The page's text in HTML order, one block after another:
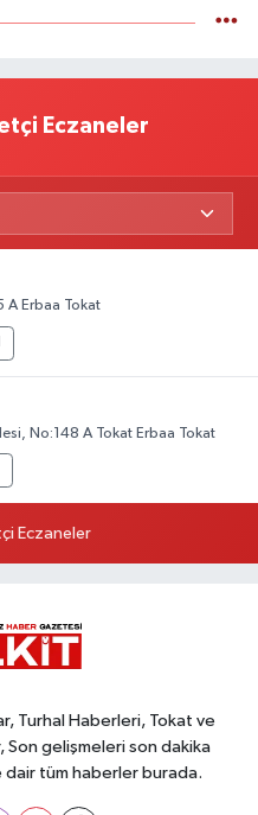
Eczaneler
A Erbaa Tokat
No:148 A Tokat Erbaa Tokat
Eczaneler
Turhal Haberleri, Tokat ve
Son gelişmeleri son dakika
tüm haberler burada.